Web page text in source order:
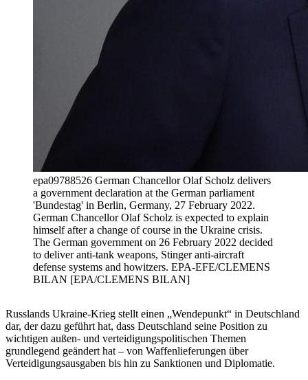
epa09788526 German Chancellor Olaf Scholz delivers
a government declaration at the German parliament
'Bundestag' in Berlin, Germany, 27 February 2022.
German Chancellor Olaf Scholz is expected to explain
himself after a change of course in the Ukraine crisis.
The German government on 26 February 2022 decided
to deliver anti-tank weapons, Stinger anti-aircraft
defense systems and howitzers. EPA-EFE/CLEMENS
BILAN [EPA/CLEMENS BILAN]
Russlands Ukraine-Krieg stellt einen „Wendepunkt“ in Deutschland
dar, der dazu geführt hat, dass Deutschland seine Position zu
wichtigen außen- und verteidigungspolitischen Themen
grundlegend geändert hat – von Waffenlieferungen über
Verteidigungsausgaben bis hin zu Sanktionen und Diplomatie.